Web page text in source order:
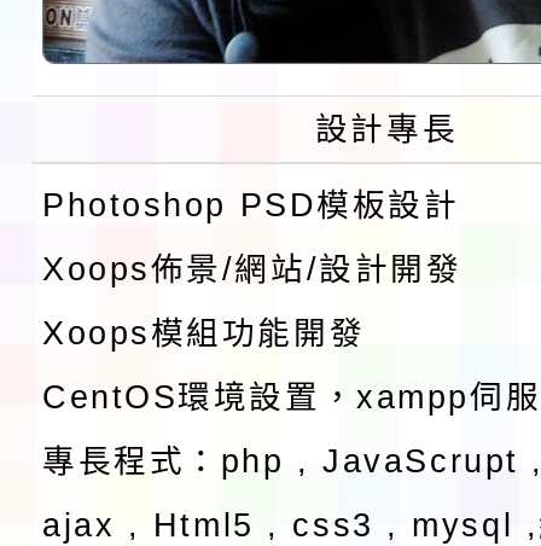
設計專長
Photoshop PSD模板設計
Xoops佈景/網站/設計開發
Xoops模組功能開發
CentOS環境設置，xampp伺
專長程式：php , JavaScrupt
ajax , Html5 , css3 , mysql ,